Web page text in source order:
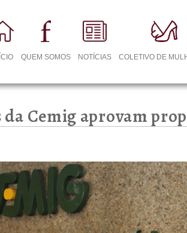
QUEM SOMOS NOTÍCIAS COLETIVO DE
Cemig aprovam